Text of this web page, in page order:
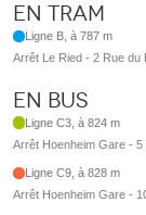
En tram
Ligne B, à 787 m
Arrêt Le Ried - 2 Rue du
En bus
Ligne C3, à 824 m
Arrêt Hoenheim Gare -
Ligne C9, à 828 m
Arrêt Hoenheim Gare -